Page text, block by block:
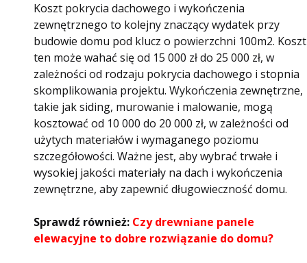
Koszt pokrycia dachowego i wykończenia
zewnętrznego to kolejny znaczący wydatek przy
budowie domu pod klucz o powierzchni 100m2. Koszt
ten może wahać się od 15 000 zł do 25 000 zł, w
zależności od rodzaju pokrycia dachowego i stopnia
skomplikowania projektu. Wykończenia zewnętrzne,
takie jak siding, murowanie i malowanie, mogą
kosztować od 10 000 do 20 000 zł, w zależności od
użytych materiałów i wymaganego poziomu
szczegółowości. Ważne jest, aby wybrać trwałe i
wysokiej jakości materiały na dach i wykończenia
zewnętrzne, aby zapewnić długowieczność domu.
Sprawdź również: Czy drewniane panele
elewacyjne to dobre rozwiązanie do domu?